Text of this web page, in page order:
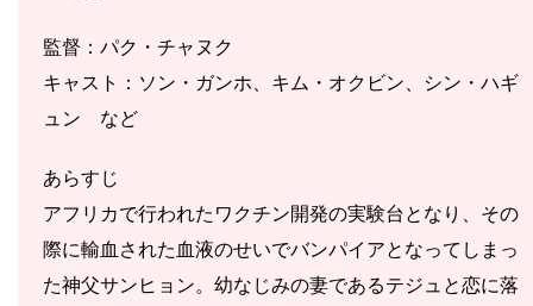
監督：パク・チャヌク
キャスト：ソン・ガンホ、キム・オクビン、シン・ハギ
ュン など
あらすじ
アフリカで行われたワクチン開発の実験台となり、その
際に輸血された血液のせいでバンパイアとなってしまっ
た神父サンヒョン。幼なじみの妻であるテジュと恋に落